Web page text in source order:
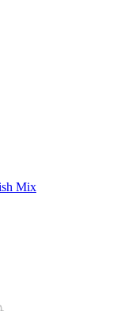
Mix